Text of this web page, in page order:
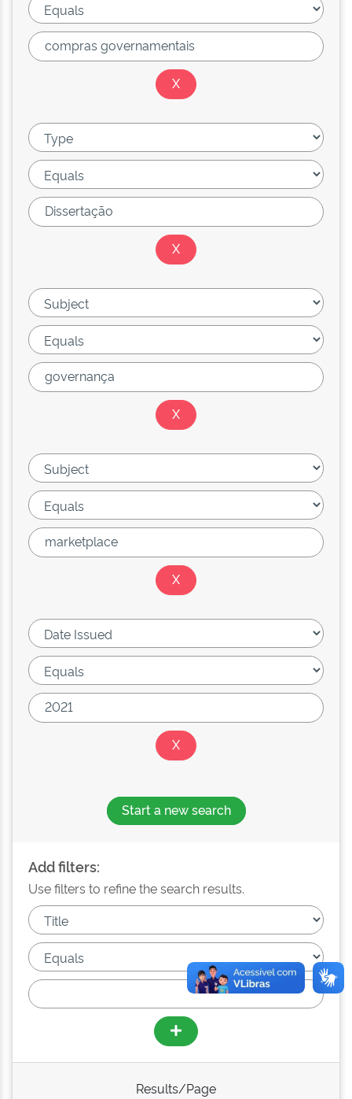
Start a new search
Add filters:
Use filters to refine the search results.
Results/Page